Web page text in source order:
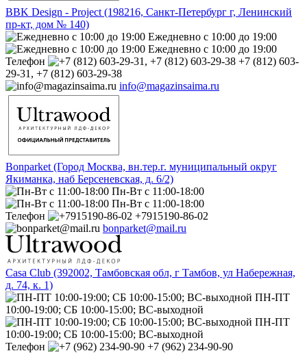
BBK Design - Project (198216, Санкт-Петербург г, Ленинский
пр-кт, дом № 140)
Ежедневно с 10:00 до 19:00
Ежедневно с 10:00 до 19:00
Телефон
+7 (812) 603-
29-31, +7 (812) 603-29-38
info@magazinsaima.ru
Bonparket (Город Москва, вн.тер.г. муниципальный округ
Якиманка, наб Берсеневская, д. 6/2)
Пн-Вт с 11:00-18:00
Пн-Вт с 11:00-18:00
Телефон
+7915190-86-02
bonparket@mail.ru
Casa Club (392002, Тамбовская обл, г Тамбов, ул Набережная,
д. 74, к. 1)
ПН-ПТ
10:00-19:00; СБ 10:00-15:00; ВС-выходной
ПН-ПТ
10:00-19:00; СБ 10:00-15:00; ВС-выходной
Телефон
+7 (962) 234-90-90